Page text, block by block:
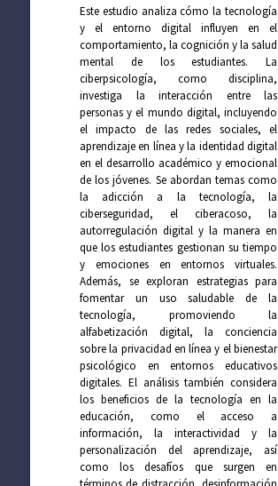
Este estudio analiza cómo la tecnología
y el entorno digital influyen en el
comportamiento, la cognición y la salud
mental de los estudiantes. La
ciberpsicología, como disciplina,
investiga la interacción entre las
personas y el mundo digital, incluyendo
el impacto de las redes sociales, el
aprendizaje en línea y la identidad digital
en el desarrollo académico y emocional
de los jóvenes. Se abordan temas como
la adicción a la tecnología, la
ciberseguridad, el ciberacoso, la
autorregulación digital y la manera en
que los estudiantes gestionan su tiempo
y emociones en entornos virtuales.
Además, se exploran estrategias para
fomentar un uso saludable de la
tecnología, promoviendo la
alfabetización digital, la conciencia
sobre la privacidad en línea y el bienestar
psicológico en entornos educativos
digitales. El análisis también considera
los beneficios de la tecnología en la
educación, como el acceso a
información, la interactividad y la
personalización del aprendizaje, así
como los desafíos que surgen en